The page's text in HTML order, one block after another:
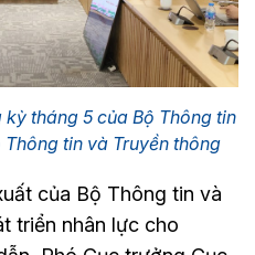
tháng 5 của Bộ Thông tin
tin và Truyền thông
của Bộ Thông tin và
triển nhân lực cho